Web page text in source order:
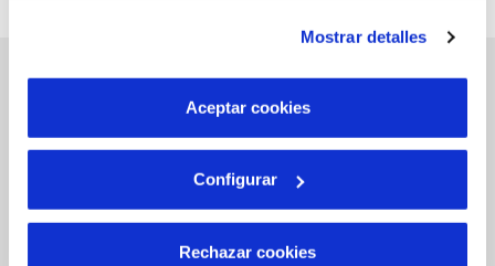
son indispensables para que el sitio web funcione y que
por tanto no se pueden desactivar. Puedes consultar
más información en nuestraPolítica de Cookies
Mostrar detalles
Aceptar cookies
Configurar
Rechazar cookies
Gestiones Online
FACTURAS, PAGOS Y CONSUMOS